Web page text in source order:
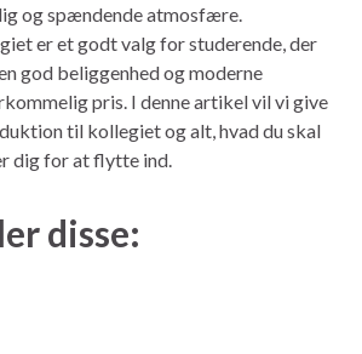
og spændende atmosfære.
er et godt valg for studerende, der
god beliggenhed og moderne
pris. I denne artikel vil vi give
til kollegiet og alt, hvad du skal
dig for at flytte ind.
disse: